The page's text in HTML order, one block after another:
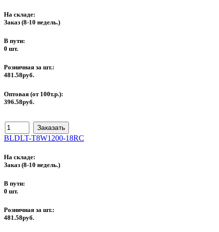
На складе:
Заказ (8-10 недель.)
В пути:
0 шт.
Розничная за шт.:
481.58руб.
Оптовая (от 100т.р.):
396.58руб.
BLDLT-T8W1200-18RC
На складе:
Заказ (8-10 недель.)
В пути:
0 шт.
Розничная за шт.:
481.58руб.